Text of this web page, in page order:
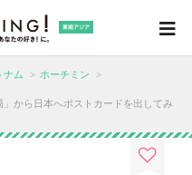
東南アジア
ナム
ホーチミン
から日本へポストカードを出してみ